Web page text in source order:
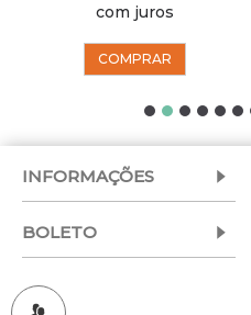
com juros
COMPRAR
INFORMAÇÕES
BOLETO